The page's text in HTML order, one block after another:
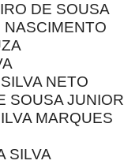
DE SOUSA
NASCIMENTO
NETO
SOUSA
MARQUES
SILVA